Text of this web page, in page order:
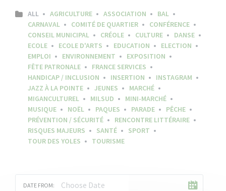
ALL AGRICULTURE ASSOCIATION
BAL
CARNAVAL
COMITÉ DE QUARTIER
CONFÉRENCE
CONSEIL MUNICIPAL
CRÉOLE CULTURE
DANSE
ECOLE
ECOLE D'ARTS EDUCATION
ELECTION
EMPLOI
ENVIRONNEMENT
EXPOSITION
FÊTE PATRONALE
FRANCE SERVICES
HANDICAP / INCLUSION
INSERTION
INSTAGRAM
JAZZ À LA POINTE
JEUNES
MARCHÉ
MIGANCULTUREL
MILSUD
MINI-MARCHÉ
MUSIQUE
NOËL PAQUES PARADE
PÊCHE
PRÉVENTION / SÉCURITÉ
RENCONTRE LITTÉRAIRE
RISQUES MAJEURS
SANTÉ
SPORT
TOUR DES YOLES
TOURISME
DATE FROM: